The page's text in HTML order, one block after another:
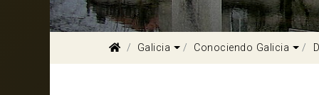
Galicia Dropdown
Conociendo Galicia